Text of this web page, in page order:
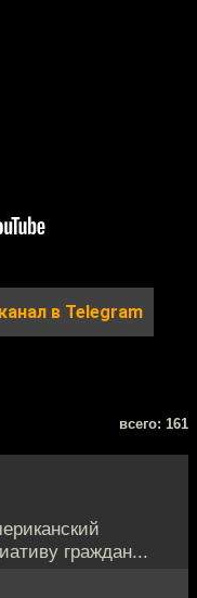
канал в Telegram
всего: 161
граждан...